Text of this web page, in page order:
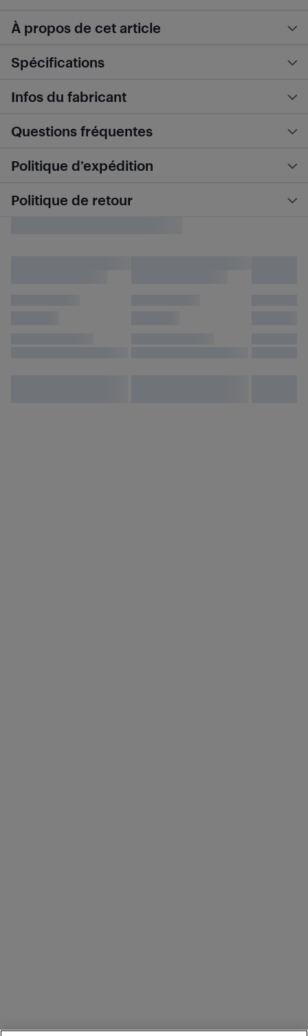
À propos de cet article
Spécifications
Infos du fabricant
Questions fréquentes
Politique d’expédition
Politique de retour